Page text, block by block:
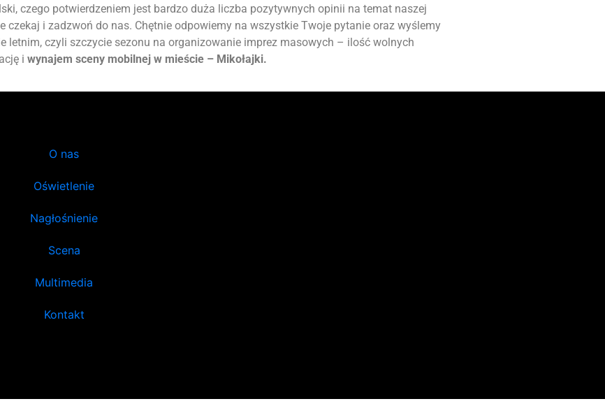
czego potwierdzeniem jest bardzo duża liczba pozytywnych opinii na temat naszej
czekaj i zadzwoń do nas. Chętnie odpowiemy na wszystkie Twoje pytanie oraz wyślemy
letnim, czyli szczycie sezonu na organizowanie imprez masowych – ilość wolnych
i wynajem sceny mobilnej w mieście – Mikołajki.
O nas
Oświetlenie
Nagłośnienie
Scena
Multimedia
Kontakt